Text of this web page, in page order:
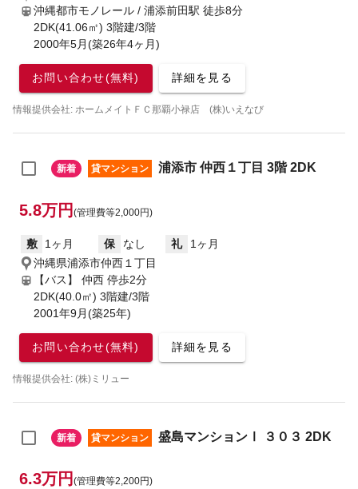
沖縄都市モノレール / 浦添前田駅 徒歩8分
2DK(41.06㎡) 3階建/3階
2000年5月(築26年4ヶ月)
お問い合わせ(無料) 詳細を見る
情報提供会社: ホームメイトＦＣ那覇小禄店 (株)いえなび
新着 貸マンション 浦添市 仲西１丁目 3階 2DK
5.8万円 (管理費等2,000円)
敷 1ヶ月 保 なし 礼
1ヶ月
沖縄県浦添市仲西１丁目
【バス】 仲西 停歩2分
2DK(40.0㎡) 3階建/3階
2001年9月(築25年)
お問い合わせ(無料) 詳細を見る
情報提供会社: (株)ミリュー
新着 貸マンション 盛島マンションⅠ ３０３ 2DK
6.3万円 (管理費等2,200円)